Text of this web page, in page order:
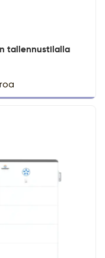
tallennustilalla